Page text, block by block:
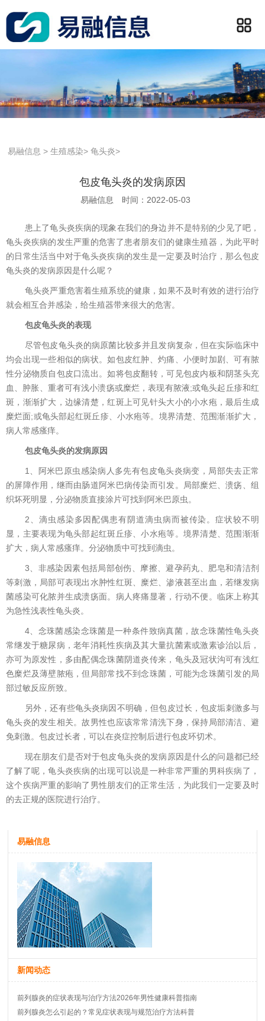
易融信息 >生殖感染>龟头炎>
包皮龟头炎的发病原因
易融信息 时间：2022-05-03
患上了龟头炎疾病的现象在我们的身边并不是特别的少见了吧，
龟头炎疾病的发生严重的危害了患者朋友们的健康生殖器，为此平时
的日常生活当中对于龟头炎疾病的发生是一定要及时治疗，那么包皮
龟头炎的发病原因是什么呢？
龟头炎严重危害着生殖系统的健康，如果不及时有效的进行治疗
就会相互合并感染，给生殖器带来很大的危害。
包皮龟头炎的表现
尽管包皮龟头炎的病原菌比较多并且发病复杂，但在实际临床中
均会出现一些相似的病状。如包皮红肿、灼痛、小便时加剧、可有脓
性分泌物质自包皮口流出。如将包皮翻转，可见包皮内板和阴茎头充
血、肿胀、重者可有浅小溃疡或糜烂，表现有脓液;或龟头起丘疹和红
斑，渐渐扩大，边缘清楚，红斑上可见针头大小的小水疱，最后生成
糜烂面;或龟头部起红斑丘疹、小水疱等。境界清楚、范围渐渐扩大，
病人常感瘙痒。
包皮龟头炎的发病原因
1、阿米巴原虫感染病人多先有包皮龟头炎病变，局部失去正常
的屏障作用，继而由肠道阿米巴病传染而引发。局部糜烂、溃疡、组
织坏死明显，分泌物质直接涂片可找到阿米巴原虫。
2、滴虫感染多因配偶患有阴道滴虫病而被传染。症状较不明
显，主要表现为龟头部起红斑丘疹、小水疱等。境界清楚、范围渐渐
扩大，病人常感瘙痒。分泌物质中可找到滴虫。
3、非感染因素包括局部创伤、摩擦、避孕药丸、肥皂和清洁剂
等刺激，局部可表现出水肿性红斑、糜烂、渗液甚至出血，若继发病
菌感染可化脓并生成溃疡面。病人疼痛显著，行动不便。临床上称其
为急性浅表性龟头炎。
4、念珠菌感染念珠菌是一种条件致病真菌，故念珠菌性龟头炎
常继发于糖尿病，老年消耗性疾病及其大量抗菌素或激素诊治以后，
亦可为原发性，多由配偶念珠菌阴道炎传来，龟头及冠状沟可有浅红
色糜烂及薄壁脓疱，但局部常找不到念珠菌，可能为念珠菌引发的局
部过敏反应所致。
另外，还有些龟头炎病因不明确，但包皮过长，包皮垢刺激多与
龟头炎的发生相关。故男性也应该常常清洗下身，保持局部清洁、避
免刺激。包皮过长者，可以在炎症控制后进行包皮环切术。
现在朋友们是否对于包皮龟头炎的发病原因是什么的问题都已经
了解了呢，龟头炎疾病的出现可以说是一种非常严重的男科疾病了，
这个疾病严重的影响了男性朋友们的正常生活，为此我们一定要及时
的去正规的医院进行治疗。
易融信息
新闻动态
前列腺炎的症状表现与治疗方法2026年男性健康科普指南
前列腺炎怎么引起的？常见症状表现与规范治疗方法科普